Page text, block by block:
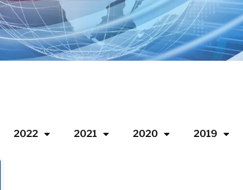
2022 2021 2020 2019